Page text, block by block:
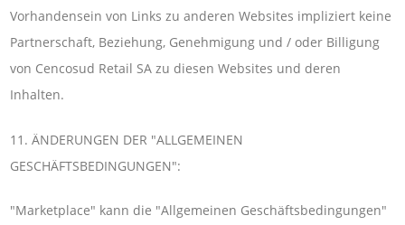
Vorhandensein von Links zu anderen Websites impliziert keine
Partnerschaft, Beziehung, Genehmigung und / oder Billigung
von Cencosud Retail SA zu diesen Websites und deren
Inhalten.
11. ÄNDERUNGEN DER "ALLGEMEINEN
GESCHÄFTSBEDINGUNGEN":
"Marketplace" kann die "Allgemeinen Geschäftsbedingungen"